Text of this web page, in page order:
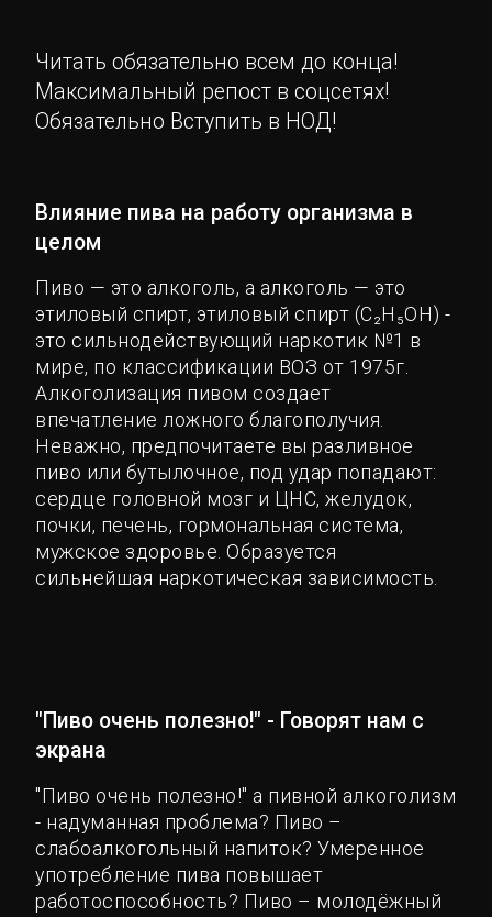
Читать обязательно всем до конца!
Максимальный репост в соцсетях!
Обязательно Вступить в НОД!
Влияние пива на работу организма в
целом
Пиво — это алкоголь, а алкоголь — это
этиловый спирт, этиловый спирт (С₂H₅OH) -
это сильнодействующий наркотик №1 в
мире, по классификации ВОЗ от 1975г.
Алкоголизация пивом создает
впечатление ложного благополучия.
Неважно, предпочитаете вы разливное
пиво или бутылочное, под удар попадают:
сердце головной мозг и ЦНС, желудок,
почки, печень, гормональная система,
мужское здоровье. Образуется
сильнейшая наркотическая зависимость.
"Пиво очень полезно!" - Говорят нам с
экрана
"Пиво очень полезно!" а пивной алкоголизм
- надуманная проблема? Пиво –
слабоалкогольный напиток? Умеренное
употребление пива повышает
работоспособность? Пиво – молодёжный